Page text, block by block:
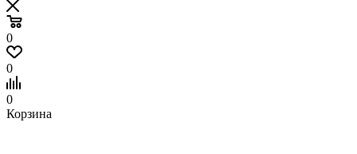
0
0
0
Корзина